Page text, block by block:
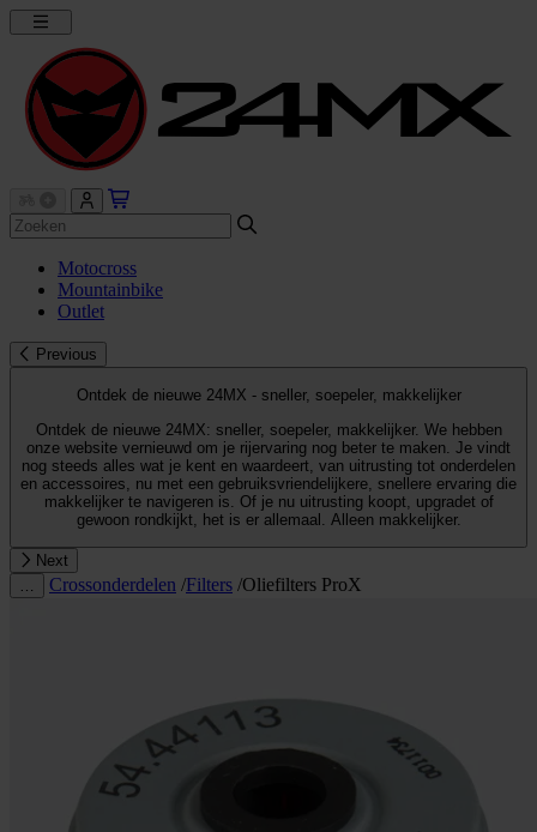
Motocross
Mountainbike
Outlet
Previous
Ontdek de nieuwe 24MX - sneller, soepeler, makkelijker
Ontdek de nieuwe 24MX: sneller, soepeler, makkelijker. We hebben
onze website vernieuwd om je rijervaring nog beter te maken. Je vindt
nog steeds alles wat je kent en waardeert, van uitrusting tot onderdelen
en accessoires, nu met een gebruiksvriendelijkere, snellere ervaring die
makkelijker te navigeren is. Of je nu uitrusting koopt, upgradet of
gewoon rondkijkt, het is er allemaal. Alleen makkelijker.
Next
Crossonderdelen /Filters /Oliefilters ProX